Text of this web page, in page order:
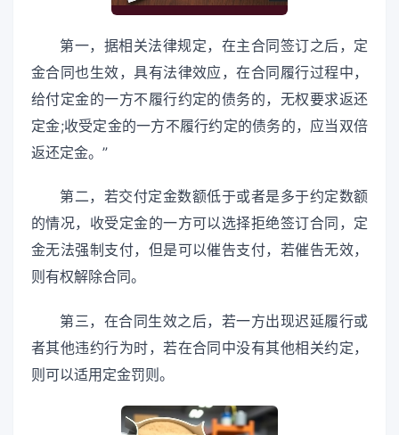
第一，据相关法律规定，在主合同签订之后，定
金合同也生效，具有法律效应，在合同履行过程中，
给付定金的一方不履行约定的债务的，无权要求返还
定金;收受定金的一方不履行约定的债务的，应当双倍
返还定金。”
第二，若交付定金数额低于或者是多于约定数额
的情况，收受定金的一方可以选择拒绝签订合同，定
金无法强制支付，但是可以催告支付，若催告无效，
则有权解除合同。
第三，在合同生效之后，若一方出现迟延履行或
者其他违约行为时，若在合同中没有其他相关约定，
则可以适用定金罚则。